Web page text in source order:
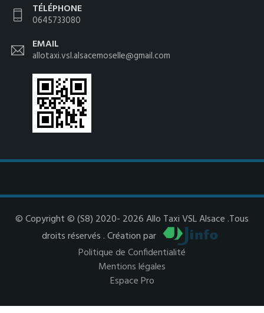
TÉLÉPHONE
0645733080
EMAIL
allotaxi.vsl.alsacemoselle@gmail.com
© Copyright © (S8) 2020- 2026 Allo Taxi VSL Alsace .Tous
droits réservés . Création par
Politique de Confidentialité
Mentions légales
Espace Pro